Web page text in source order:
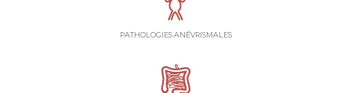
PATHOLOGIES ANÉVRISMALES